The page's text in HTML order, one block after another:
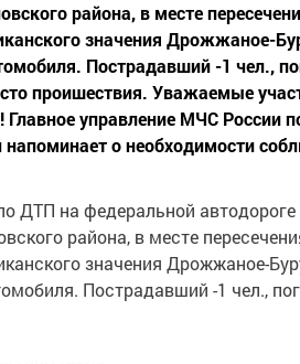
района, в месте
значения Дрожжаное-
Пострадавший -1 чел.,
проишествия. Уважаемые
управление МЧС России
напоминает о необходимости
ДТП на федеральной автодороге
района, в месте
значения Дрожжаное-
Пострадавший -1 чел.,